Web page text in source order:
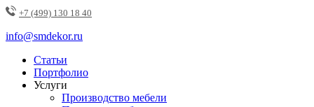
+7 (499) 130 18 40
info@smdekor.ru
Статьи
Портфолио
Услуги
Производство мебели